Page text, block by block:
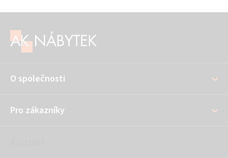
O společnosti
Pro zákazníky